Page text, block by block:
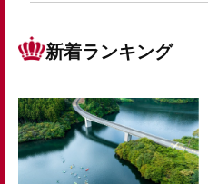
新着ランキング